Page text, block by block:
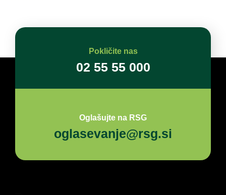
Pokličite nas
02 55 55 000
Oglašujte na RSG
oglasevanje@rsg.si